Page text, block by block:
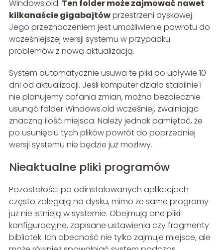
Windows.old. Ten folder może zajmować nawet
kilkanaście gigabajtówprzestrzeni dyskowej.
Jego przeznaczeniem jest umożliwienie powrotu do
wcześniejszej wersji systemu w przypadku
problemów z nową aktualizacją.
System automatycznie usuwa te pliki po upływie 10
dni od aktualizacji. Jeśli komputer działa stabilnie i
nie planujemy cofania zmian, można bezpiecznie
usunąć folder Windows.old wcześniej, zwalniając
znaczną ilość miejsca. Należy jednak pamiętać, że
po usunięciu tych plików powrót do poprzedniej
wersji systemu nie będzie już możliwy.
Nieaktualne pliki programów
Pozostałości po odinstalowanych aplikacjach
często zalegają na dysku, mimo że same programy
już nie istnieją w systemie. Obejmują one pliki
konfiguracyjne, zapisane ustawienia czy fragmenty
bibliotek. Ich obecność nie tylko zajmuje miejsce, ale